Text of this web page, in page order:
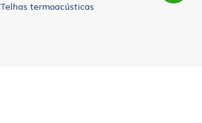
Telhas termoacústicas